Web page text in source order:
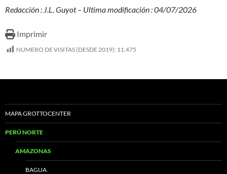
Redacción : J.L. Guyot – Ultima modificación : 04/07/2026
Imprimir
NUMERO DE VISITAS (DESDE 2019): 11.475
MAPA GROTTOCENTER
PERÚ NORTE
AMAZONAS
BAGUA